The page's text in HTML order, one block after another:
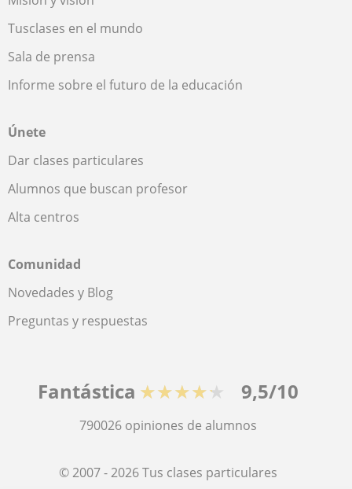
Tusclases en el mundo
Sala de prensa
Informe sobre el futuro de la educación
Únete
Dar clases particulares
Alumnos que buscan profesor
Alta centros
Comunidad
Novedades y Blog
Preguntas y respuestas
Fantástica ★★★★★ 9,5/10
790026 opiniones de alumnos
© 2007 - 2026 Tus clases particulares